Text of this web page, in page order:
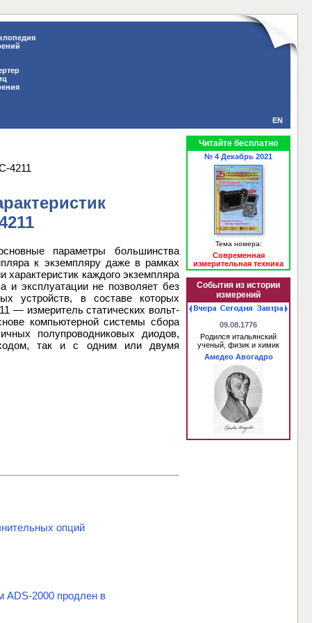
EN
4211
параметры большинства
к экземпляру даже в рамках
характеристик каждого экземпляра
и эксплуатации не позволяет без
устройств, в составе которых
— измеритель статических вольт-
компьютерной системы сбора
полупроводниковых диодов,
так и с одним или двумя
опций
ADS-2000 продлен в
Читайте бесплатно
№ 4 Декабрь 2021
Тема номера:
Современная
измерительная техника
События из истории
измерений
09.08.1776
Родился итальянский
ученый, физик и химик
Амедео Авогадро